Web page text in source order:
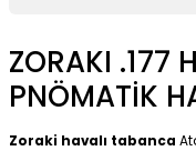
ZORAKI .177
PNÖMATİK
Zoraki havalı tabanca